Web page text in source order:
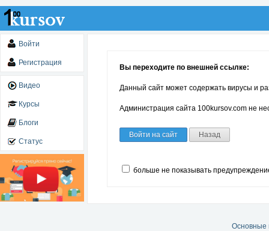
Войти
Регистрация
Видео
Курсы
Блоги
Статус
Вы переходите по внешней ссылке:
Данный сайт может содержать вирусы и
Администрация сайта 100kursov.com не
Войти на сайт Назад
больше не показывать
Основные